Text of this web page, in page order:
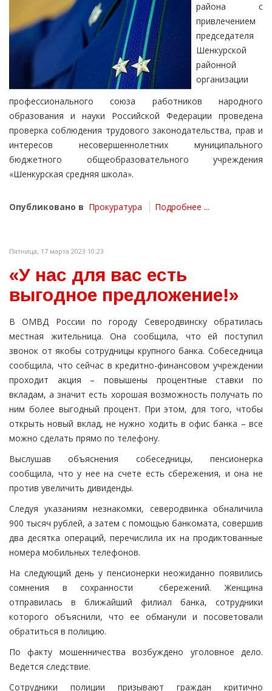
района с
привлечением
председателя
Шенкурской
районной
организации
профессионального союза работников народного
образования и науки Российской Федерации проведена
проверка соблюдения трудового законодательства, прав и
интересов несовершеннолетних муниципального
бюджетного общеобразовательного учреждения
«Шенкурская средняя школа».
Опубликовано в Прокуратура Подробнее ...
Пятница, 17 марта 2023 10:23
«У нас для вас есть
выгодное предложение!»
В ОМВД России по городу Северодвинску обратилась
местная жительница. Она сообщила, что ей поступил
звонок от якобы сотрудницы крупного банка. Собеседница
сообщила, что сейчас в кредитно-финансовом учреждении
проходит акция – повышены процентные ставки по
вкладам, а значит есть хорошая возможность получать по
ним более выгодный процент. При этом, для того, чтобы
открыть новый вклад, не нужно ходить в офис банка – все
можно сделать прямо по телефону.
Выслушав объяснения собеседницы, пенсионерка
сообщила, что у нее на счете есть сбережения, и она не
против увеличить дивиденды.
Следуя указаниям незнакомки, северодвинка обналичила
900 тысяч рублей, а затем с помощью банкомата, совершив
два десятка операций, перечислила их на продиктованные
номера мобильных телефонов.
На следующий день у пенсионерки неожиданно появились
сомнения в сохранности сбережений. Женщина
отправилась в ближайший филиал банка, сотрудники
которого объяснили, что ее обманули и посоветовали
обратиться в полицию.
По факту мошенничества возбуждено уголовное дело.
Ведется следствие.
Сотрудники полиции призывают граждан критично